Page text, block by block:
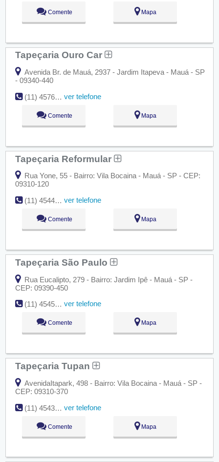
Comente Mapa
Tapeçaria Ouro Car
Avenida Br. de Mauá, 2937 - Jardim Itapeva - Mauá - SP
- 09340-440
(11) 4576-7571
ver telefone
Comente Mapa
Tapeçaria Reformular
Rua Yone, 55 - Bairro: Vila Bocaina - Mauá - SP - CEP:
09310-120
(11) 4544-5730
ver telefone
Comente Mapa
Tapeçaria São Paulo
Rua Eucalipto, 279 - Bairro: Jardim Ipê - Mauá - SP -
CEP: 09390-450
(11) 4545-1893
ver telefone
Comente Mapa
Tapeçaria Tupan
AvenidaItapark, 498 - Bairro: Vila Bocaina - Mauá - SP -
CEP: 09310-370
(11) 4543-2637
ver telefone
Comente Mapa